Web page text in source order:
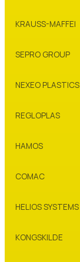
KRAUSS-MAFFEI
SEPRO GROUP
NEXEO PLASTICS
REGLOPLAS
HAMOS
COMAC
HELIOS SYSTEMS
KONGSKILDE